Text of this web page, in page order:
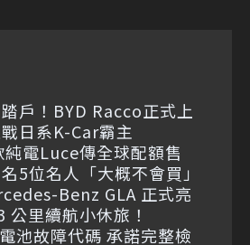
戶！BYD Racco正式上
日系K-Car霸主
電Luce傳全球配額售
5位名人「大概不會買」
Benz GLA 正式亮
公里續航小休旅！
池故障代碼 承諾完整檢